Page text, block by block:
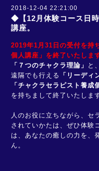
2018-12-04 22:21:00
◆【12月体験コース日
講座。
2019年1月31日の受付を持
個人講座」を終了いたしま
「７つのチャクラ理論」
と
遠隔でも行える 「リーディ
「チャクラセラピスト養成
を持ちまして終了いたしま
人のお役に立ちながら、セ
されていかたは、ぜひ体験
は、あなたの癒しの力を、
ん。